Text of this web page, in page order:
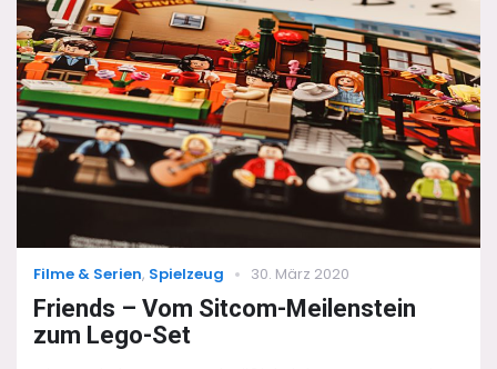
Categories
Filme & Serien, Spielzeug
Posted
30. März 2020
Friends – Vom Sitcom-Meilenstein
zum Lego-Set